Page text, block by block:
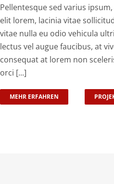
Pellentesque sed varius
elit lorem, lacinia vitae
vitae nulla eu odio vehicula
lectus vel augue faucibus, at
consequat at lorem non
orci [...]
MEHR ERFAHREN